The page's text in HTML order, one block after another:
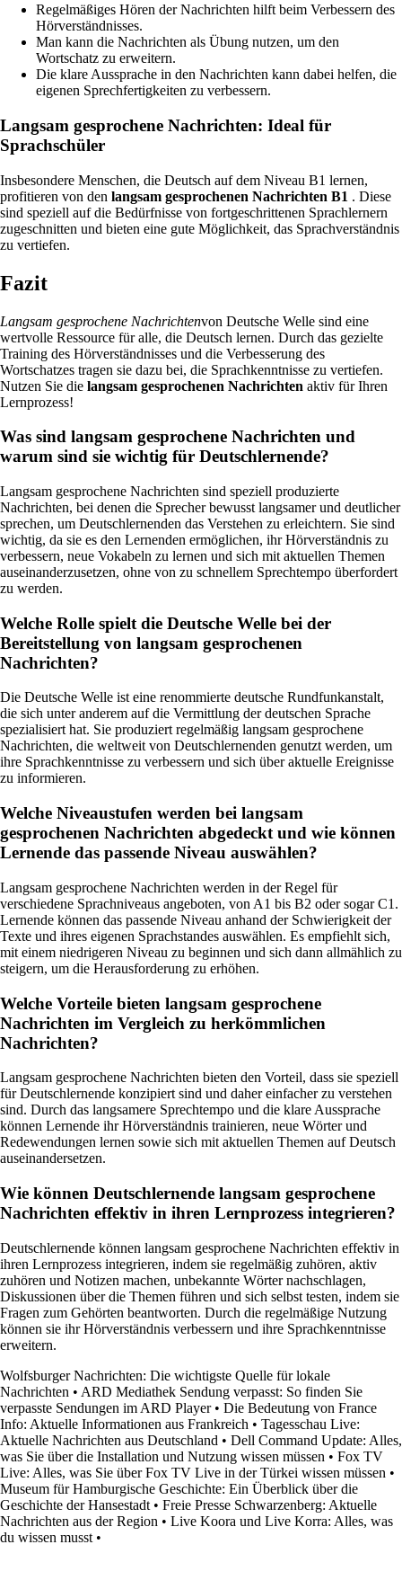
Regelmäßiges Hören der Nachrichten hilft beim Verbessern des
Hörverständnisses.
Man kann die Nachrichten als Übung nutzen, um den
Wortschatz zu erweitern.
Die klare Aussprache in den Nachrichten kann dabei helfen, die
eigenen Sprechfertigkeiten zu verbessern.
Langsam gesprochene Nachrichten: Ideal für
Sprachschüler
Insbesondere Menschen, die Deutsch auf dem Niveau B1 lernen,
profitieren von den langsam gesprochenen Nachrichten B1 . Diese
sind speziell auf die Bedürfnisse von fortgeschrittenen Sprachlernern
zugeschnitten und bieten eine gute Möglichkeit, das Sprachverständnis
zu vertiefen.
Fazit
Langsam gesprochene Nachrichtenvon Deutsche Welle sind eine
wertvolle Ressource für alle, die Deutsch lernen. Durch das gezielte
Training des Hörverständnisses und die Verbesserung des
Wortschatzes tragen sie dazu bei, die Sprachkenntnisse zu vertiefen.
Nutzen Sie die langsam gesprochenen Nachrichten aktiv für Ihren
Lernprozess!
Was sind langsam gesprochene Nachrichten und
warum sind sie wichtig für Deutschlernende?
Langsam gesprochene Nachrichten sind speziell produzierte
Nachrichten, bei denen die Sprecher bewusst langsamer und deutlicher
sprechen, um Deutschlernenden das Verstehen zu erleichtern. Sie sind
wichtig, da sie es den Lernenden ermöglichen, ihr Hörverständnis zu
verbessern, neue Vokabeln zu lernen und sich mit aktuellen Themen
auseinanderzusetzen, ohne von zu schnellem Sprechtempo überfordert
zu werden.
Welche Rolle spielt die Deutsche Welle bei der
Bereitstellung von langsam gesprochenen
Nachrichten?
Die Deutsche Welle ist eine renommierte deutsche Rundfunkanstalt,
die sich unter anderem auf die Vermittlung der deutschen Sprache
spezialisiert hat. Sie produziert regelmäßig langsam gesprochene
Nachrichten, die weltweit von Deutschlernenden genutzt werden, um
ihre Sprachkenntnisse zu verbessern und sich über aktuelle Ereignisse
zu informieren.
Welche Niveaustufen werden bei langsam
gesprochenen Nachrichten abgedeckt und wie können
Lernende das passende Niveau auswählen?
Langsam gesprochene Nachrichten werden in der Regel für
verschiedene Sprachniveaus angeboten, von A1 bis B2 oder sogar C1.
Lernende können das passende Niveau anhand der Schwierigkeit der
Texte und ihres eigenen Sprachstandes auswählen. Es empfiehlt sich,
mit einem niedrigeren Niveau zu beginnen und sich dann allmählich zu
steigern, um die Herausforderung zu erhöhen.
Welche Vorteile bieten langsam gesprochene
Nachrichten im Vergleich zu herkömmlichen
Nachrichten?
Langsam gesprochene Nachrichten bieten den Vorteil, dass sie speziell
für Deutschlernende konzipiert sind und daher einfacher zu verstehen
sind. Durch das langsamere Sprechtempo und die klare Aussprache
können Lernende ihr Hörverständnis trainieren, neue Wörter und
Redewendungen lernen sowie sich mit aktuellen Themen auf Deutsch
auseinandersetzen.
Wie können Deutschlernende langsam gesprochene
Nachrichten effektiv in ihren Lernprozess integrieren?
Deutschlernende können langsam gesprochene Nachrichten effektiv in
ihren Lernprozess integrieren, indem sie regelmäßig zuhören, aktiv
zuhören und Notizen machen, unbekannte Wörter nachschlagen,
Diskussionen über die Themen führen und sich selbst testen, indem sie
Fragen zum Gehörten beantworten. Durch die regelmäßige Nutzung
können sie ihr Hörverständnis verbessern und ihre Sprachkenntnisse
erweitern.
Wolfsburger Nachrichten: Die wichtigste Quelle für lokale
Nachrichten • ARD Mediathek Sendung verpasst: So finden Sie
verpasste Sendungen im ARD Player• Die Bedeutung von France
Info: Aktuelle Informationen aus Frankreich • Tagesschau Live:
Aktuelle Nachrichten aus Deutschland • Dell Command Update: Alles,
was Sie über die Installation und Nutzung wissen müssen • Fox TV
Live: Alles, was Sie über Fox TV Live in der Türkei wissen müssen •
Museum für Hamburgische Geschichte: Ein Überblick über die
Geschichte der Hansestadt • Freie Presse Schwarzenberg: Aktuelle
Nachrichten aus der Region • Live Koora und Live Korra: Alles, was
du wissen musst •